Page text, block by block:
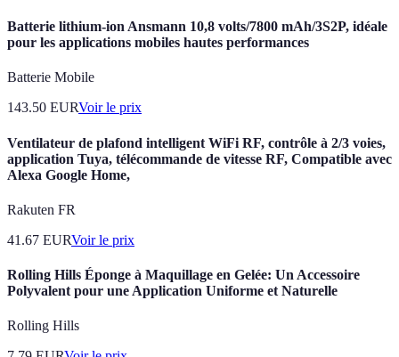
Batterie lithium-ion Ansmann 10,8 volts/7800 mAh/3S2P, idéale
pour les applications mobiles hautes performances
Batterie Mobile
143.50 EURVoir le prix
Ventilateur de plafond intelligent WiFi RF, contrôle à 2/3 voies,
application Tuya, télécommande de vitesse RF, Compatible avec
Alexa Google Home,
Rakuten FR
41.67 EURVoir le prix
Rolling Hills Éponge à Maquillage en Gelée: Un Accessoire
Polyvalent pour une Application Uniforme et Naturelle
Rolling Hills